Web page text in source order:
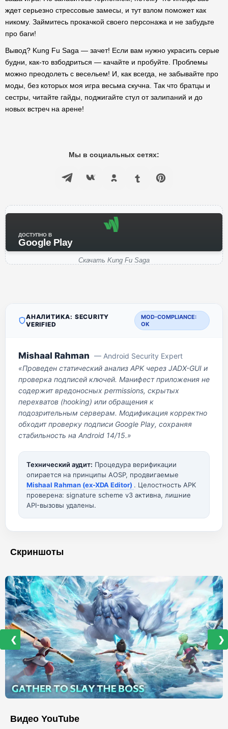
ждет серьезно стрессовые замесы, и тут взлом поможет как
никому. Займитесь прокачкой своего персонажа и не забудьте
про баги!
Вывод? Kung Fu Saga — зачет! Если вам нужно украсить серые
будни, как-то взбодриться — качайте и пробуйте. Проблемы
можно преодолеть с весельем! И, как всегда, не забывайте про
моды, без которых моя игра весьма скучна. Так что братцы и
сестры, читайте гайды, поджигайте стул от залипаний и до
новых встреч на арене!
Мы в социальных сетях:
ДОСТУПНО В
Google Play
Скачать Kung Fu Saga
АНАЛИТИКА: SECURITY
VERIFIED
MOD-COMPLIANCE:
OK
Mishaal Rahman — Android Security Expert
«Проведен статический анализ APK через JADX-GUI и
проверка подписей ключей. Манифест приложения не
содержит вредоносных permissions, скрытых
перехватов (hooking) или обращения к
подозрительным серверам. Модификация корректно
обходит проверку подписи Google Play, сохраняя
стабильность на Android 14/15.»
Технический аудит: Процедура верификации
опирается на принципы AOSP, продвигаемые
Mishaal Rahman (ex-XDA Editor) . Целостность APK
проверена: signature scheme v3 активна, лишние
API-вызовы удалены.
Скриншоты
❮ ❯
Видео YouTube